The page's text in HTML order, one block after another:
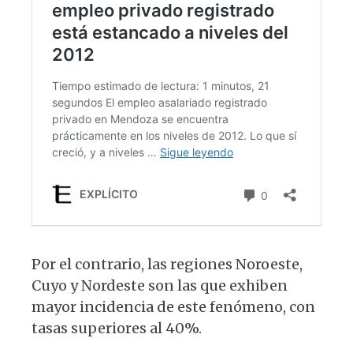
Por el contrario, las regiones Noroeste,
Cuyo y Nordeste son las que exhiben
mayor incidencia de este fenómeno, con
tasas superiores al 40%.